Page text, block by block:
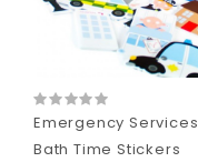
Emergency Services
Bath Time Stickers